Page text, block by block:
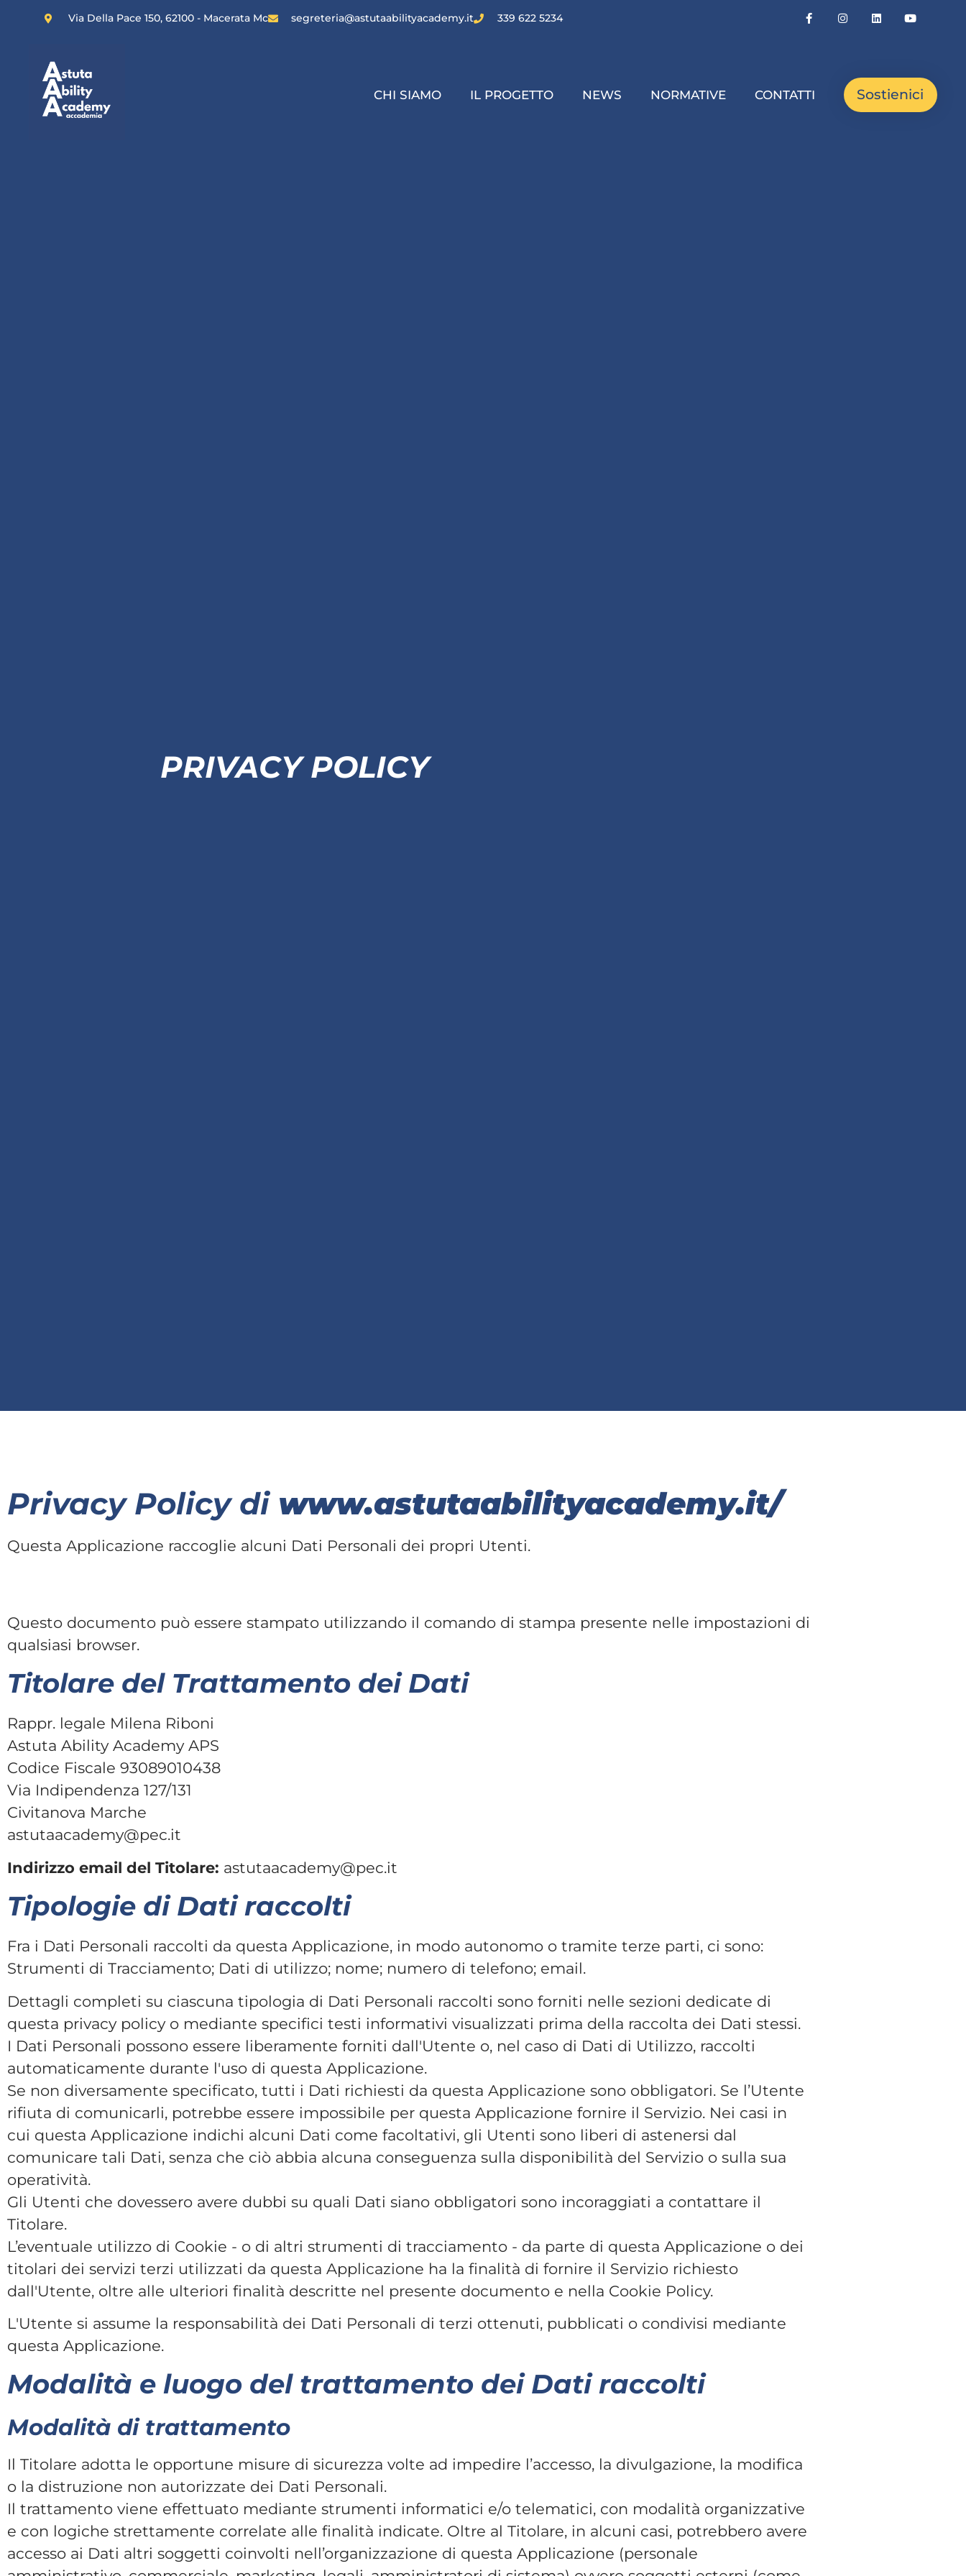
Via Della Pace 150, 62100 - Macerata Mc segreteria@astutaabilityacademy.it 339 622 5234
CHI SIAMO IL PROGETTO NEWS NORMATIVE CONTATTI Sostienici
PRIVACY POLICY
Privacy Policy di www.astutaabilityacademy.it/
Questa Applicazione raccoglie alcuni Dati Personali dei propri Utenti.
Questo documento può essere stampato utilizzando il comando di stampa presente nelle impostazioni di
qualsiasi browser.
Titolare del Trattamento dei Dati
Rappr. legale Milena Riboni
Astuta Ability Academy APS
Codice Fiscale 93089010438
Via Indipendenza 127/131
Civitanova Marche
astutaacademy@pec.it
Indirizzo email del Titolare: astutaacademy@pec.it
Tipologie di Dati raccolti
Fra i Dati Personali raccolti da questa Applicazione, in modo autonomo o tramite terze parti, ci sono:
Strumenti di Tracciamento; Dati di utilizzo; nome; numero di telefono; email.
Dettagli completi su ciascuna tipologia di Dati Personali raccolti sono forniti nelle sezioni dedicate di
questa privacy policy o mediante specifici testi informativi visualizzati prima della raccolta dei Dati stessi.
I Dati Personali possono essere liberamente forniti dall'Utente o, nel caso di Dati di Utilizzo, raccolti
automaticamente durante l'uso di questa Applicazione.
Se non diversamente specificato, tutti i Dati richiesti da questa Applicazione sono obbligatori. Se l’Utente
rifiuta di comunicarli, potrebbe essere impossibile per questa Applicazione fornire il Servizio. Nei casi in
cui questa Applicazione indichi alcuni Dati come facoltativi, gli Utenti sono liberi di astenersi dal
comunicare tali Dati, senza che ciò abbia alcuna conseguenza sulla disponibilità del Servizio o sulla sua
operatività.
Gli Utenti che dovessero avere dubbi su quali Dati siano obbligatori sono incoraggiati a contattare il
Titolare.
L’eventuale utilizzo di Cookie - o di altri strumenti di tracciamento - da parte di questa Applicazione o dei
titolari dei servizi terzi utilizzati da questa Applicazione ha la finalità di fornire il Servizio richiesto
dall'Utente, oltre alle ulteriori finalità descritte nel presente documento e nella Cookie Policy.
L'Utente si assume la responsabilità dei Dati Personali di terzi ottenuti, pubblicati o condivisi mediante
questa Applicazione.
Modalità e luogo del trattamento dei Dati raccolti
Modalità di trattamento
Il Titolare adotta le opportune misure di sicurezza volte ad impedire l’accesso, la divulgazione, la modifica
o la distruzione non autorizzate dei Dati Personali.
Il trattamento viene effettuato mediante strumenti informatici e/o telematici, con modalità organizzative
e con logiche strettamente correlate alle finalità indicate. Oltre al Titolare, in alcuni casi, potrebbero avere
accesso ai Dati altri soggetti coinvolti nell’organizzazione di questa Applicazione (personale